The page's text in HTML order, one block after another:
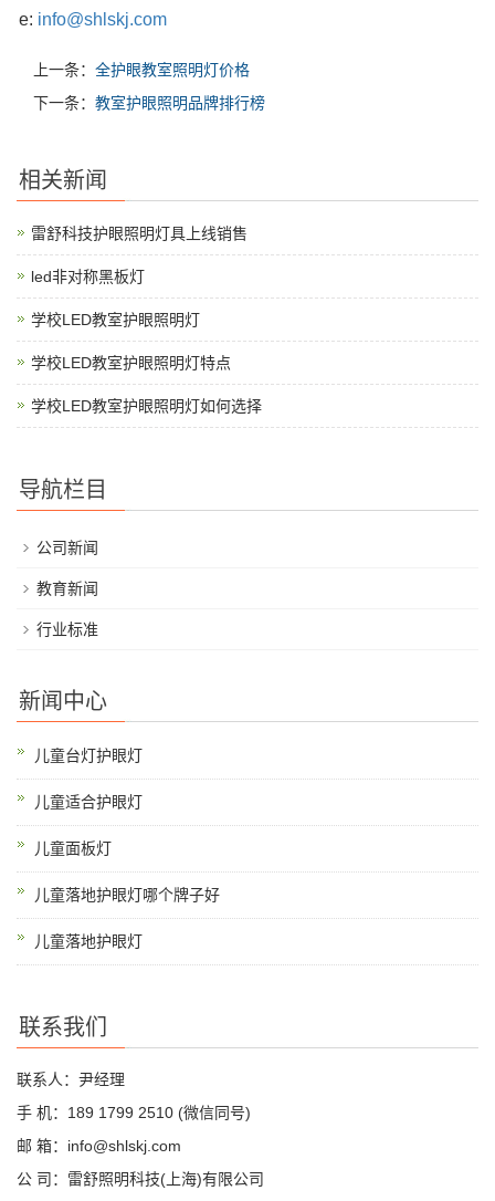
e: info@shlskj.com
上一条： 全护眼教室照明灯价格
下一条： 教室护眼照明品牌排行榜
相关新闻
雷舒科技护眼照明灯具上线销售
led非对称黑板灯
学校LED教室护眼照明灯
学校LED教室护眼照明灯特点
学校LED教室护眼照明灯如何选择
导航栏目
公司新闻
教育新闻
行业标准
新闻中心
儿童台灯护眼灯
儿童适合护眼灯
儿童面板灯
儿童落地护眼灯哪个牌子好
儿童落地护眼灯
联系我们
联系人：尹经理
手 机：189 1799 2510 (微信同号)
邮 箱：info@shlskj.com
公 司：雷舒照明科技(上海)有限公司